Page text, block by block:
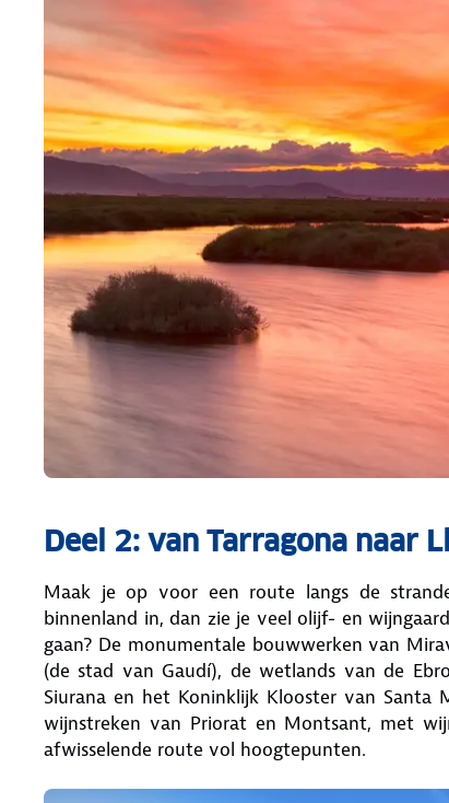
Deel 2: van Tarragona naar
Maak je op voor een route langs de
binnenland in, dan zie je veel olijf- en
gaan? De monumentale bouwwerken van
(de stad van Gaudí), de wetlands van de
Siurana en het Koninklijk Klooster van Santa
wijnstreken van Priorat en Montsant, met
afwisselende route vol hoogtepunten.